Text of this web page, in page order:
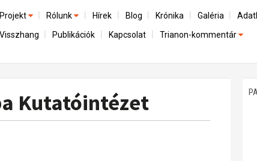
Projekt
Előzmények
összeomlás és a magyar társadalom
békerendszer megszilárdulása
és emlékezet
Rólunk
A kutatócsoport működéséről
Hírek Blog Krónika Galéria
Visszhang Publikációk Kapcsolat Trianon-kommentár
Kutatóintézet